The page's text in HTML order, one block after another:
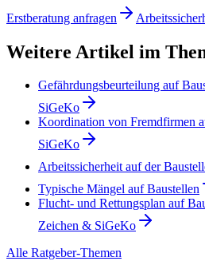
Erstberatung anfragen
Weitere Artikel im
Gefährdungsbeurteilung auf
SiGeKo
Koordination von Fremdfirmen
SiGeKo
Arbeitssicherheit auf der
Typische Mängel auf Baustellen
Flucht- und Rettungsplan auf
Zeichen & SiGeKo
Alle Ratgeber-Themen